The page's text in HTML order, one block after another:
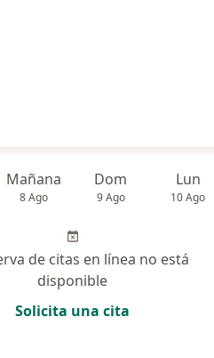
Mañana
8 Ago
Dom
9 Ago
Lun
10 Ago
de citas en línea no está
disponible
Solicita una cita